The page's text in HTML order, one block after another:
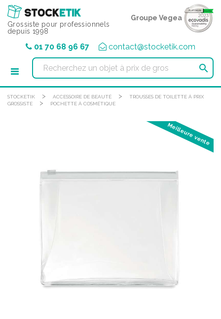
Grossiste pour professionnels
depuis 1998
Groupe Vegea
01 70 68 96 67 contact@stocketik.com

STOCKETIK > ACCESSOIRE DE BEAUTÉ >
TROUSSES DE TOILETTE À PRIX
GROSSISTE
> POCHETTE À COSMÉTIQUE
Meilleure vente
Panneau de gestion des cookies